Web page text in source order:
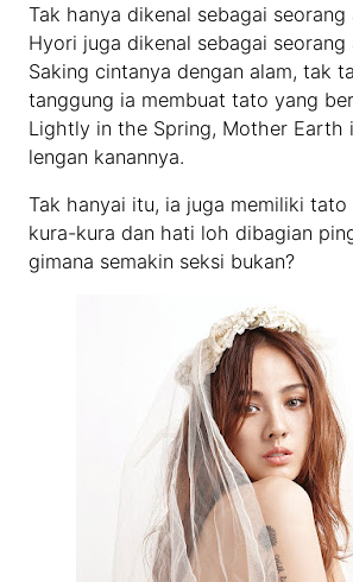
Tak hanya dikenal sebagai seorang
Hyori juga dikenal sebagai seorang
Saking cintanya dengan alam, tak
tanggung ia membuat tato yang
Lightly in the Spring, Mother Earth
lengan kanannya.
Tak hanyai itu, ia juga memiliki
kura-kura dan hati loh dibagian
gimana semakin seksi bukan?